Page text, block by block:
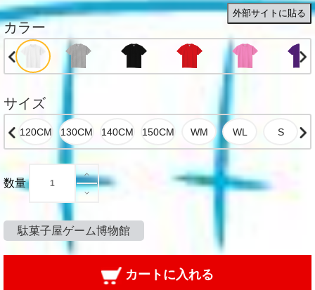
外部サイトに貼る
カラー
サイズ
数量
駄菓子屋ゲーム博物館
カートに入れる